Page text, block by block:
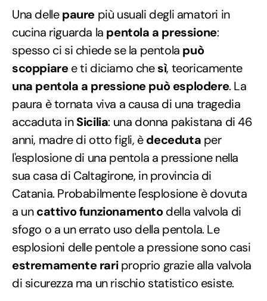
Una dellepaure più usuali degli amatori in
cucina riguarda la pentola a pressione:
spesso ci si chiede se la pentola può
scoppiaree ti diciamo chesì, teoricamente
una pentola a pressione può esplodere. La
paura è tornata viva a causa di una tragedia
accaduta inSicilia: una donna pakistana di 46
anni, madre di otto figli, èdeceduta per
l'esplosione di una pentola a pressione nella
sua casa di Caltagirone, in provincia di
Catania. Probabilmente l'esplosione è dovuta
a uncattivo funzionamentodella valvola di
sfogo o a un errato uso della pentola. Le
esplosioni delle pentole a pressione sono casi
estremamente rariproprio grazie alla valvola
di sicurezza ma un rischio statistico esiste.